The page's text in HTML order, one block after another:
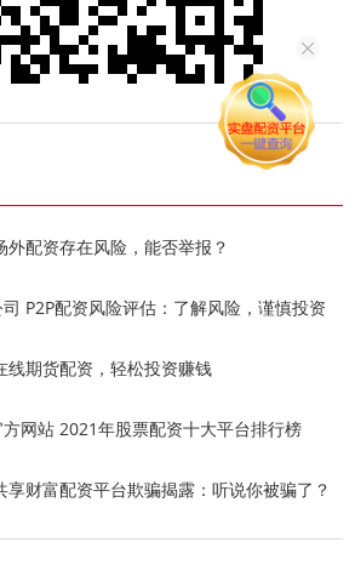
外配资存在风险，能否举报？
P2P配资风险评估：了解风险，谨慎投资
线期货配资，轻松投资赚钱
网站 2021年股票配资十大平台排行榜
享财富配资平台欺骗揭露：听说你被骗了？